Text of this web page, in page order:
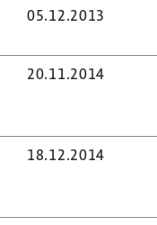
05.12.2013
20.11.2014
18.12.2014